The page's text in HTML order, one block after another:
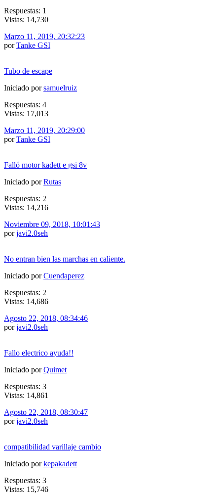
Respuestas: 1
Vistas: 14,730
Marzo 11, 2019, 20:32:23
porTanke GSI
Tubo de escape
Iniciado porsamuelruiz
Respuestas: 4
Vistas: 17,013
Marzo 11, 2019, 20:29:00
porTanke GSI
Falló motor kadett e gsi 8v
Iniciado porRutas
Respuestas: 2
Vistas: 14,216
Noviembre 09, 2018, 10:01:43
porjavi2.0seh
No entran bien las marchas en caliente.
Iniciado porCuendaperez
Respuestas: 2
Vistas: 14,686
Agosto 22, 2018, 08:34:46
porjavi2.0seh
Fallo electrico ayuda!!
Iniciado porQuimet
Respuestas: 3
Vistas: 14,861
Agosto 22, 2018, 08:30:47
porjavi2.0seh
compatibilidad varillaje cambio
Iniciado porkepakadett
Respuestas: 3
Vistas: 15,746